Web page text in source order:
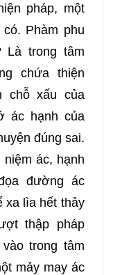
pháp, một
Phàm phu
Là trong tâm
chứa thiện
chỗ xấu của
ác hạnh của
đúng sai.
ác, hạnh
đường ác
xa lìa hết thảy
thập pháp
trong tâm
mảy may ác